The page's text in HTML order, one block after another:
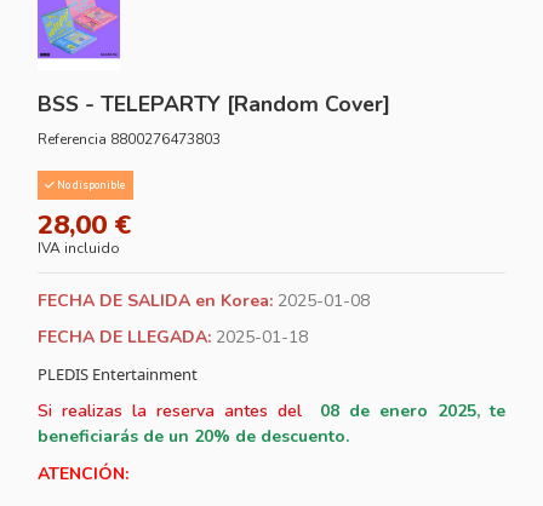
BSS - TELEPARTY [Random Cover]
Referencia 8800276473803
No disponible
28,00 €
IVA incluido
FECHA DE SALIDA en Korea: 2025-01-08
FECHA DE LLEGADA: 2025-01-18
PLEDIS Entertainment
Si realizas la reserva antes del 08 de enero 2025, te
beneficiarás de un 20% de descuento.
ATENCIÓN: